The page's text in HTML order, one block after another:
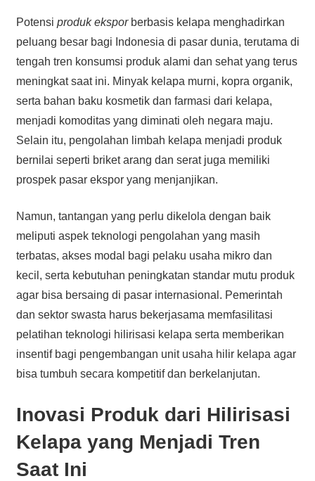
Potensi produk eksporberbasis kelapa menghadirkan
peluang besar bagi Indonesia di pasar dunia, terutama di
tengah tren konsumsi produk alami dan sehat yang terus
meningkat saat ini. Minyak kelapa murni, kopra organik,
serta bahan baku kosmetik dan farmasi dari kelapa,
menjadi komoditas yang diminati oleh negara maju.
Selain itu, pengolahan limbah kelapa menjadi produk
bernilai seperti briket arang dan serat juga memiliki
prospek pasar ekspor yang menjanjikan.
Namun, tantangan yang perlu dikelola dengan baik
meliputi aspek teknologi pengolahan yang masih
terbatas, akses modal bagi pelaku usaha mikro dan
kecil, serta kebutuhan peningkatan standar mutu produk
agar bisa bersaing di pasar internasional. Pemerintah
dan sektor swasta harus bekerjasama memfasilitasi
pelatihan teknologi hilirisasi kelapa serta memberikan
insentif bagi pengembangan unit usaha hilir kelapa agar
bisa tumbuh secara kompetitif dan berkelanjutan.
Inovasi Produk dari Hilirisasi
Kelapa yang Menjadi Tren
Saat Ini